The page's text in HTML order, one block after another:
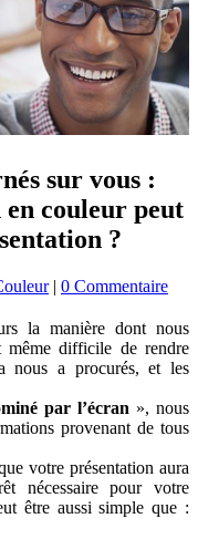
sur vous :
couleur peut
?
| 0 Commentaire
la manière dont nous
difficile de rendre
nous a procurés, et les
par l’écran », nous
provenant de tous
votre présentation aura
nécessaire pour votre
être aussi simple que :